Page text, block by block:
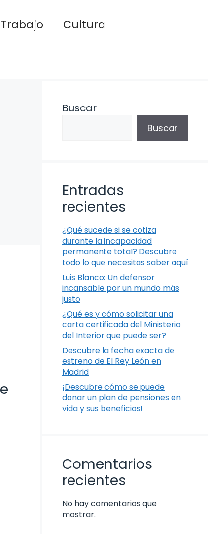
Trabajo
Cultura
Buscar
Buscar
Entradas
recientes
¿Qué sucede si se cotiza
durante la incapacidad
permanente total? Descubre
todo lo que necesitas saber aquí
Luis Blanco: Un defensor
incansable por un mundo más
justo
¿Qué es y cómo solicitar una
carta certificada del Ministerio
del Interior que puede ser?
Descubre la fecha exacta de
estreno de El Rey León en
Madrid
¡Descubre cómo se puede
donar un plan de pensiones en
vida y sus beneficios!
Comentarios
recientes
No hay comentarios que
mostrar.